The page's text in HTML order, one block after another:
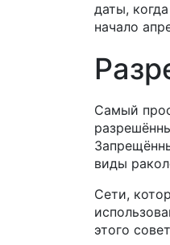
даты,
начало
Самый
виды
Сети,
этого